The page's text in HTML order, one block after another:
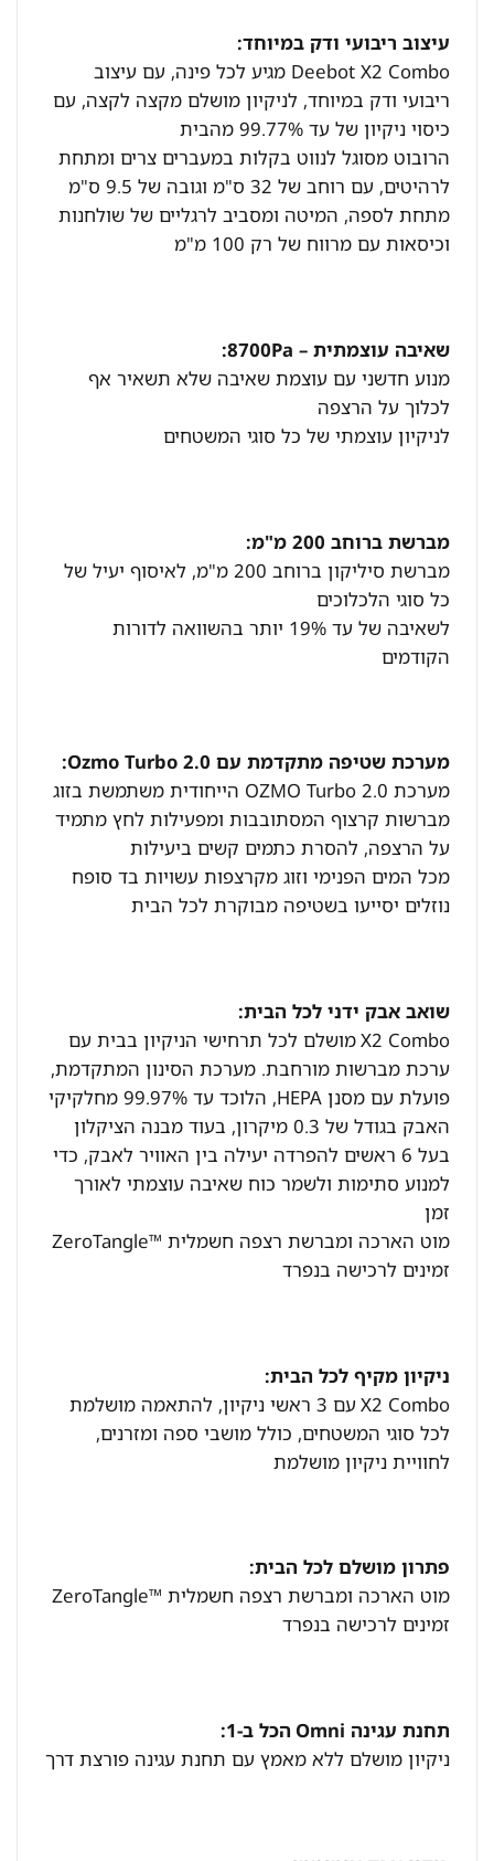
עיצוב ריבועי ודק במיוחד:
Deebot X2 Combo מגיע לכל פינה, עם עיצוב
ריבועי ודק במיוחד, לניקיון מושלם מקצה לקצה, עם
כיסוי ניקיון של עד 99.77% מהבית
הרובוט מסוגל לנווט בקלות במעברים צרים ומתחת
לרהיטים, עם רוחב של 32 ס"מ וגובה של 9.5 ס"מ
מתחת לספה, המיטה ומסביב לרגליים של שולחנות
וכיסאות עם מרווח של רק 100 מ"מ
שאיבה עוצמתית – 8700Pa:
מנוע חדשני עם עוצמת שאיבה שלא תשאיר אף
לכלוך על הרצפה
לניקיון עוצמתי של כל סוגי המשטחים
מברשת ברוחב 200 מ"מ:
מברשת סיליקון ברוחב 200 מ"מ, לאיסוף יעיל של
כל סוגי הלכלוכים
לשאיבה של עד 19% יותר בהשוואה לדורות
הקודמים
מערכת שטיפה מתקדמת עם Ozmo Turbo 2.0:
מערכת OZMO Turbo 2.0 הייחודית משתמשת בזוג
מברשות קרצוף המסתובבות ומפעילות לחץ מתמיד
על הרצפה, להסרת כתמים קשים ביעילות
מכל המים הפנימי וזוג מקרצפות עשויות בד סופח
נוזלים יסייעו בשטיפה מבוקרת לכל הבית
שואב אבק ידני לכל הבית:
X2 Combo מושלם לכל תרחישי הניקיון בבית עם
ערכת מברשות מורחבת. מערכת הסינון המתקדמת,
פועלת עם מסנן HEPA, הלוכד עד 99.97% מחלקיקי
האבק בגודל של 0.3 מיקרון, בעוד מבנה הציקלון
בעל 6 ראשים להפרדה יעילה בין האוויר לאבק, כדי
למנוע סתימות ולשמר כוח שאיבה עוצמתי לאורך
זמן
מוט הארכה ומברשת רצפה חשמלית ™ZeroTangle
זמינים לרכישה בנפרד
ניקיון מקיף לכל הבית:
X2 Combo עם 3 ראשי ניקיון, להתאמה מושלמת
לכל סוגי המשטחים, כולל מושבי ספה ומזרנים,
לחוויית ניקיון מושלמת
פתרון מושלם לכל הבית:
מוט הארכה ומברשת רצפה חשמלית ™ZeroTangle
זמינים לרכישה בנפרד
תחנת עגינה Omni
הכל ב-1:
ניקיון מושלם ללא מאמץ עם תחנת עגינה פורצת דרך